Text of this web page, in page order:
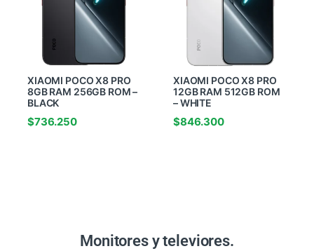
XIAOMI POCO X8 PRO
8GB RAM 256GB ROM –
BLACK
$736.250
XIAOMI POCO X8 PRO
12GB RAM 512GB ROM
– WHITE
$846.300
Monitores y televiores.